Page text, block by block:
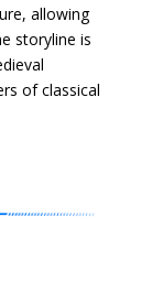
allowing
storyline is
of classical